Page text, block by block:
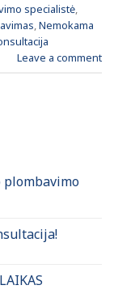
specialistė,
,Nemokama
Leave a comment
plombavimo